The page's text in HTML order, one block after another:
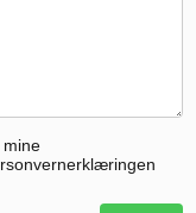
mine